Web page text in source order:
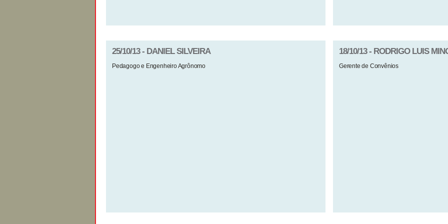
25/10/13 - DANIEL SILVEIRA
Pedagogo e Engenheiro Agrônomo
18/10/13 - RODRIGO LUIS
Gerente de Convênios